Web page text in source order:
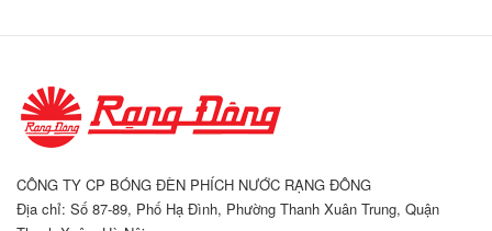
CÔNG TY CP BÓNG ĐÈN PHÍCH NƯỚC RẠNG ĐÔNG
Địa chỉ: Số 87-89, Phố Hạ Đình, Phường Thanh Xuân Trung, Quận